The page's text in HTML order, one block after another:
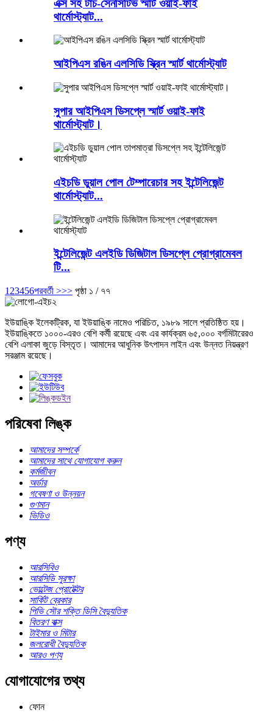
এক্স সহ টাচ-সেনসিটিভ স্মার্ট ওয়াই-ফাই
থার্মোস্ট্যাট...
আইপিএস রঙিন এলসিডি স্ক্রিন স্মার্ট থার্মোস্ট্যাট
সুপার আইপিএস ডিসপ্লে স্মার্ট ওয়াই-ফাই
থার্মোস্ট্যাট।
এইচডি ডুয়াল পোল টেম্পারেচার সহ ইন্টেলিজেন্ট
থার্মোস্ট্যাট...
ইন্টেলিজেন্ট এলইডি ডিজিটাল ডিসপ্লে প্রোগ্রামেবল
টি...
1 23456পরবর্তী >>> পৃষ্ঠা ১ / ৭৭
ইউয়াঙ্কি ইলেকট্রিক, যা ইউয়াঙ্কি নামেও পরিচিত, ১৯৮৯ সালে প্রতিষ্ঠিত হয়।
ইউয়াঙ্কিতে ১০০০-এরও বেশি কর্মী রয়েছে এবং এর কার্যক্রম ৬৫,০০০ বর্গমিটারেরও
বেশি এলাকা জুড়ে বিস্তৃত। আমাদের আধুনিক উৎপাদন লাইন এবং উন্নত নিয়ন্ত্রণ
সরঞ্জাম রয়েছে।
পরিষেবা লিঙ্ক
আমাদের সম্পর্কে
আমাদের সাথে যোগাযোগ করুন
কর্মজীবন
অর্ডার
গবেষণা ও উন্নয়ন
গুণমান
ভিডিও
পণ্য
আরসিবিও
আরসিডি সুরক্ষা
ভোল্টেজ প্রোটেক্টর
সার্কিট ব্রেকার
পিভি সৌর শক্তি ডিসি বৈদ্যুতিক
বিতরণ বাক্স
টাইমার ও মিটার
জলরোধী বৈদ্যুতিক
আরও পণ্য
যোগাযোগের তথ্য
ফোন